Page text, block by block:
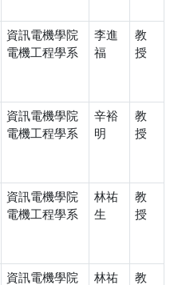
資訊電機學院
電機工程學系
李進
福
教
授
資訊電機學院
電機工程學系
辛裕
明
教
授
資訊電機學院
電機工程學系
林祐
生
教
授
資訊電機學院
林祐
教